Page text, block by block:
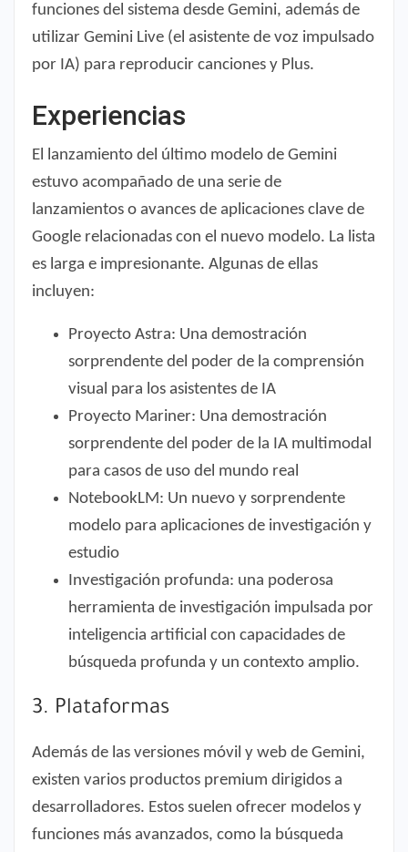
funciones del sistema desde Gemini, además de
utilizar Gemini Live (el asistente de voz impulsado
por IA) para reproducir canciones y Plus.
Experiencias
El lanzamiento del último modelo de Gemini
estuvo acompañado de una serie de
lanzamientos o avances de aplicaciones clave de
Google relacionadas con el nuevo modelo. La lista
es larga e impresionante. Algunas de ellas
incluyen:
Proyecto Astra: Una demostración
sorprendente del poder de la comprensión
visual para los asistentes de IA
Proyecto Mariner: Una demostración
sorprendente del poder de la IA multimodal
para casos de uso del mundo real
NotebookLM: Un nuevo y sorprendente
modelo para aplicaciones de investigación y
estudio
Investigación profunda: una poderosa
herramienta de investigación impulsada por
inteligencia artificial con capacidades de
búsqueda profunda y un contexto amplio.
3. Plataformas
Además de las versiones móvil y web de Gemini,
existen varios productos premium dirigidos a
desarrolladores. Estos suelen ofrecer modelos y
funciones más avanzados, como la búsqueda